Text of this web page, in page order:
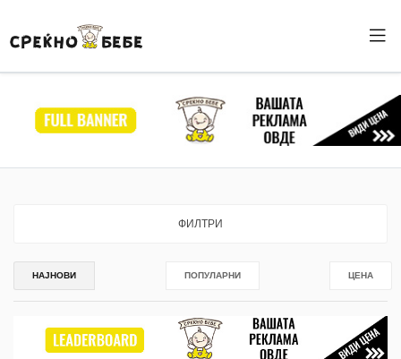
ФИЛТРИ
НАЈНОВИ ПОПУЛАРНИ ЦЕНА